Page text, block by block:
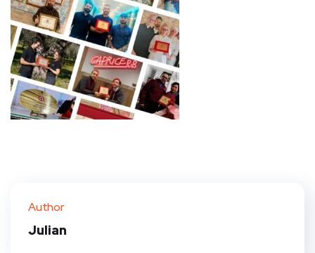
Author
Julian